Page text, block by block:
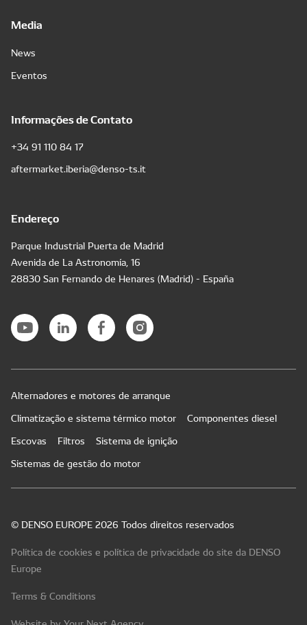
Media
News
Eventos
Informações de Contato
+34 91 110 84 17
aftermarket.iberia@denso-ts.it
Endereço
Parque Industrial Puerta de Madrid
Avenida de La Astronomía, 16
28830 San Fernando de Henares (Madrid) - España
Alternadores e motores de arranque
Climatização e sistema térmico motor
Componentes diesel
Escovas
Filtros
Sistema de ignição
Sistemas de gestão do motor
© DENSO EUROPE 2026 Todos direitos reservados
Política de cookies e política de privacidade do site da DENSO
Europe
Terms & Conditions